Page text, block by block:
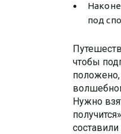
под
чтобы
Нужно